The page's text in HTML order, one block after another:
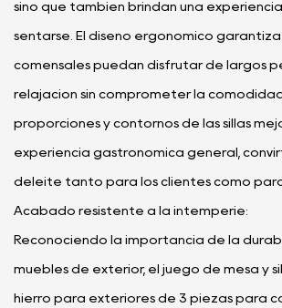
sino que también brindan una
sentarse. El diseño ergonómico garantiza
comensales puedan disfrutar de largos
relajación sin comprometer la
proporciones y contornos de las sillas
experiencia gastronómica general,
deleite tanto para los clientes como
Acabado resistente a la intemperie:
Reconociendo la importancia de la
muebles de exterior, el juego de mesa y
hierro para exteriores de 3 piezas para